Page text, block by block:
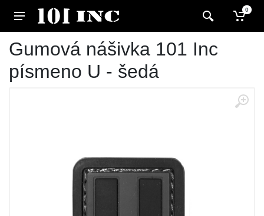
0
Gumová nášivka 101 Inc
písmeno U - šedá